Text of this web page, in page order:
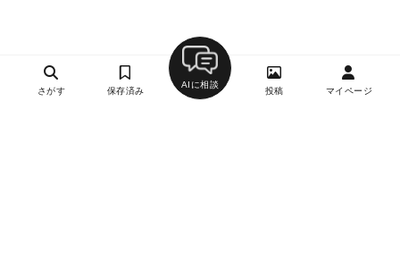
さがす 保存済み
AIに相談
投稿 マイページ